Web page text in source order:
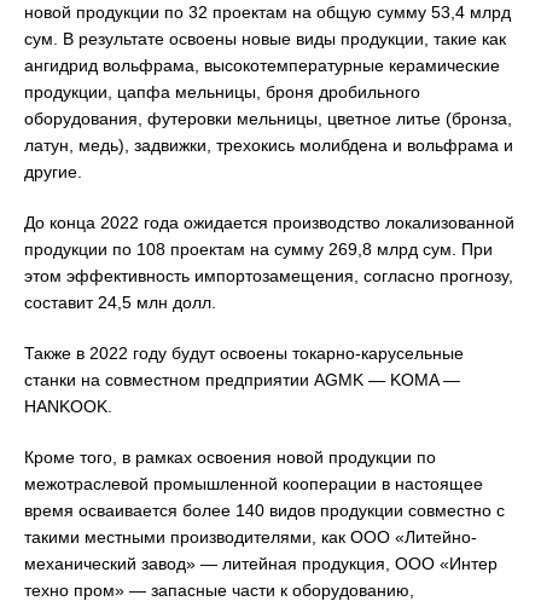
новой продукции по 32 проектам на общую сумму 53,4 млрд
сум. В результате освоены новые виды продукции, такие как
ангидрид вольфрама, высокотемпературные керамические
продукции, цапфа мельницы, броня дробильного
оборудования, футеровки мельницы, цветное литье (бронза,
латун, медь), задвижки, трехокись молибдена и вольфрама и
другие.
До конца 2022 года ожидается производство локализованной
продукции по 108 проектам на сумму 269,8 млрд сум. При
этом эффективность импортозамещения, согласно прогнозу,
составит 24,5 млн долл.
Также в 2022 году будут освоены токарно-карусельные
станки на совместном предприятии AGMK — KOMA —
HANKOOK.
Кроме того, в рамках освоения новой продукции по
межотраслевой промышленной кооперации в настоящее
время осваивается более 140 видов продукции совместно с
такими местными производителями, как ООО «Литейно-
механический завод» — литейная продукция, ООО «Интер
техно пром» — запасные части к оборудованию,